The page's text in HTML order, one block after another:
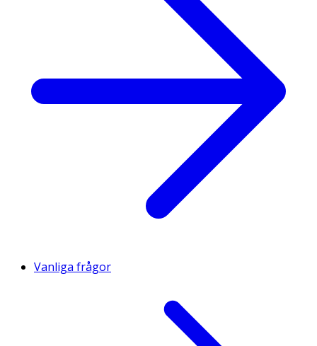
Vanliga frågor